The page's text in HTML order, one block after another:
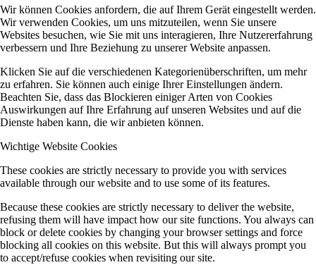
Wir können Cookies anfordern, die auf Ihrem Gerät eingestellt werden.
Wir verwenden Cookies, um uns mitzuteilen, wenn Sie unsere
Websites besuchen, wie Sie mit uns interagieren, Ihre Nutzererfahrung
verbessern und Ihre Beziehung zu unserer Website anpassen.
Klicken Sie auf die verschiedenen Kategorienüberschriften, um mehr
zu erfahren. Sie können auch einige Ihrer Einstellungen ändern.
Beachten Sie, dass das Blockieren einiger Arten von Cookies
Auswirkungen auf Ihre Erfahrung auf unseren Websites und auf die
Dienste haben kann, die wir anbieten können.
Wichtige Website Cookies
These cookies are strictly necessary to provide you with services
available through our website and to use some of its features.
Because these cookies are strictly necessary to deliver the website,
refusing them will have impact how our site functions. You always can
block or delete cookies by changing your browser settings and force
blocking all cookies on this website. But this will always prompt you
to accept/refuse cookies when revisiting our site.